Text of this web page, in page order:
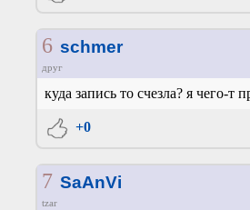
6 schmer
друг
куда запись то счезла? я чего-т
+0
7 SaAnVi
tzar